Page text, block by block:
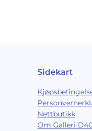
Sidekart
Nettbutikk
Om Galleri